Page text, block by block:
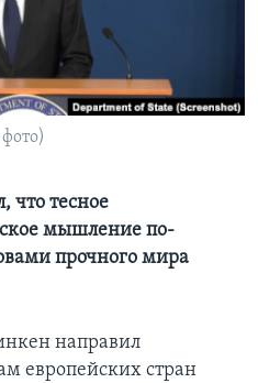
что тесное
мышление по-
прочного мира
направил
европейских стран